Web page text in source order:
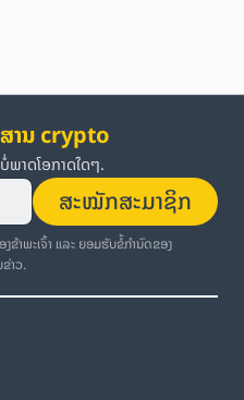
ານ crypto
າດໂອກາດໃດໆ.
ສະໝັກສະມາຊິກ
ຂ້າພະເຈົ້າ ແລະ ຍອມຮັບຂໍ້ກຳນົດຂອງ
າວ.